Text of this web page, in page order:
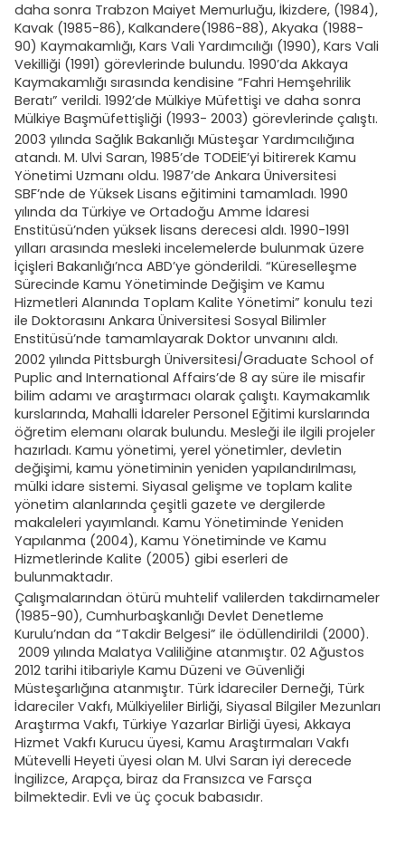
daha sonra Trabzon Maiyet Memurluğu, İkizdere, (1984),
Kavak (1985-86), Kalkandere(1986-88), Akyaka (1988-
90) Kaymakamlığı, Kars Vali Yardımcılığı (1990), Kars Vali
Vekilliği (1991) görevlerinde bulundu. 1990’da Akkaya
Kaymakamlığı sırasında kendisine “Fahri Hemşehrilik
Beratı” verildi. 1992’de Mülkiye Müfettişi ve daha sonra
Mülkiye Başmüfettişliği (1993- 2003) görevlerinde çalıştı.
2003 yılında Sağlık Bakanlığı Müsteşar Yardımcılığına
atandı. M. Ulvi Saran, 1985’de TODEİE’yi bitirerek Kamu
Yönetimi Uzmanı oldu. 1987’de Ankara Üniversitesi
SBF’nde de Yüksek Lisans eğitimini tamamladı. 1990
yılında da Türkiye ve Ortadoğu Amme İdaresi
Enstitüsü’nden yüksek lisans derecesi aldı. 1990-1991
yılları arasında mesleki incelemelerde bulunmak üzere
İçişleri Bakanlığı’nca ABD’ye gönderildi. “Küreselleşme
Sürecinde Kamu Yönetiminde Değişim ve Kamu
Hizmetleri Alanında Toplam Kalite Yönetimi” konulu tezi
ile Doktorasını Ankara Üniversitesi Sosyal Bilimler
Enstitüsü’nde tamamlayarak Doktor unvanını aldı.
2002 yılında Pittsburgh Üniversitesi/Graduate School of
Puplic and International Affairs’de 8 ay süre ile misafir
bilim adamı ve araştırmacı olarak çalıştı. Kaymakamlık
kurslarında, Mahalli İdareler Personel Eğitimi kurslarında
öğretim elemanı olarak bulundu. Mesleği ile ilgili projeler
hazırladı. Kamu yönetimi, yerel yönetimler, devletin
değişimi, kamu yönetiminin yeniden yapılandırılması,
mülki idare sistemi. Siyasal gelişme ve toplam kalite
yönetim alanlarında çeşitli gazete ve dergilerde
makaleleri yayımlandı. Kamu Yönetiminde Yeniden
Yapılanma (2004), Kamu Yönetiminde ve Kamu
Hizmetlerinde Kalite (2005) gibi eserleri de
bulunmaktadır.
Çalışmalarından ötürü muhtelif valilerden takdirnameler
(1985-90), Cumhurbaşkanlığı Devlet Denetleme
Kurulu’ndan da “Takdir Belgesi” ile ödüllendirildi (2000).
2009 yılında Malatya Valiliğine atanmıştır. 02 Ağustos
2012 tarihi itibariyle Kamu Düzeni ve Güvenliği
Müsteşarlığına atanmıştır. Türk İdareciler Derneği, Türk
İdareciler Vakfı, Mülkiyeliler Birliği, Siyasal Bilgiler Mezunları
Araştırma Vakfı, Türkiye Yazarlar Birliği üyesi, Akkaya
Hizmet Vakfı Kurucu üyesi, Kamu Araştırmaları Vakfı
Mütevelli Heyeti üyesi olan M. Ulvi Saran iyi derecede
İngilizce, Arapça, biraz da Fransızca ve Farsça
bilmektedir. Evli ve üç çocuk babasıdır.